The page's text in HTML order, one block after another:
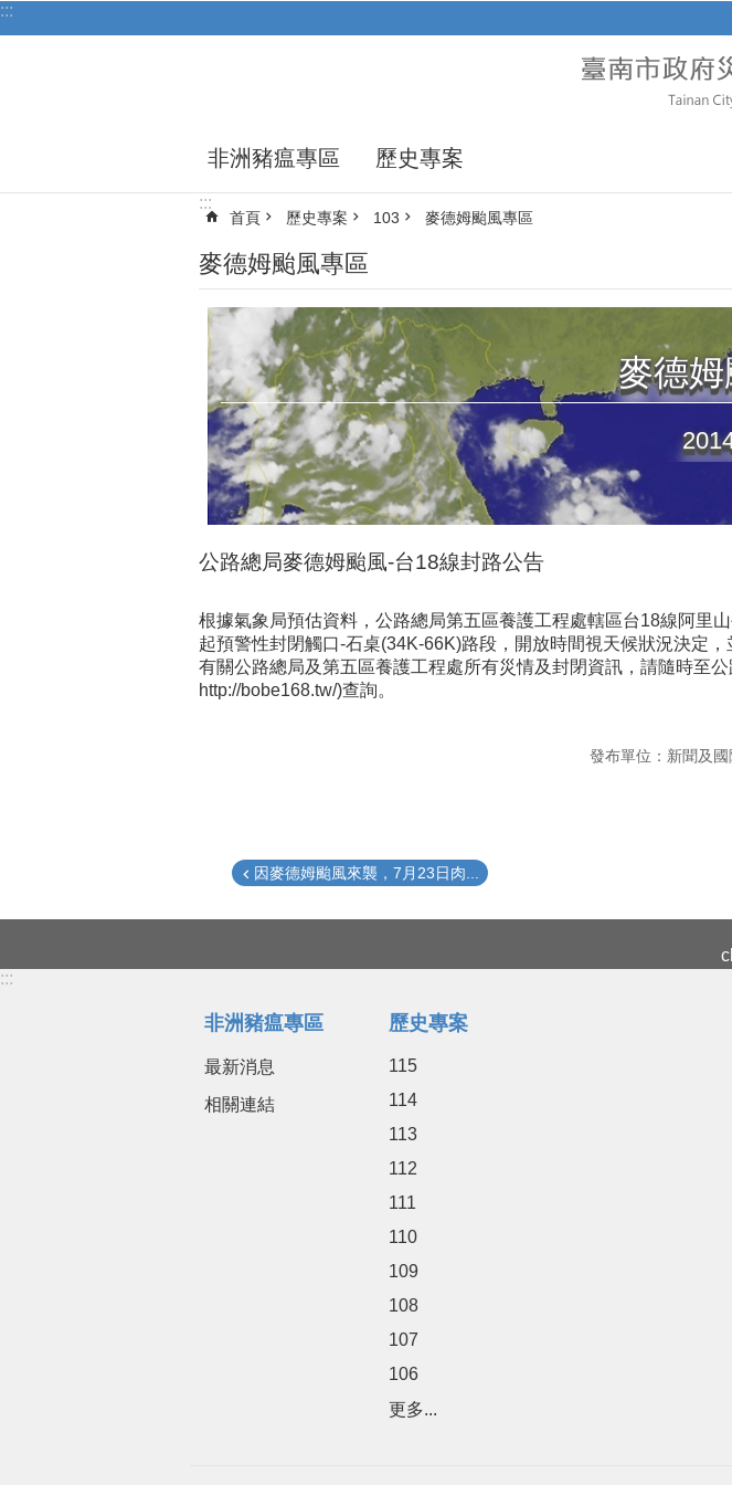
跳到主要內容區塊
:::
非洲豬瘟專區 歷史專案
:::
首頁 歷史專案 103 麥德姆颱風專區
麥德姆颱風專區
麥德
公路總局麥德姆颱風-台18線封路公告
根據氣象局預估資料，公路總局第五區養護工程處轄區台18線阿里
起預警性封閉觸口-石桌(34K-66K)路段，開放時間視天候狀況決定，
有關公路總局及第五區養護工程處所有災情及封閉資訊，請隨時至
http://bobe168.tw/)查詢。
發布單位：新聞及
因麥德姆颱風來襲，7月23日肉...
:::
非洲豬瘟專區
最新消息
相關連結
歷史專案
115
114
113
112
111
110
109
108
107
106
更多...